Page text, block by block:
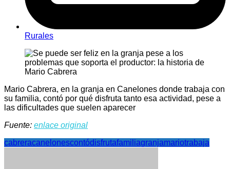
Rurales
Mario Cabrera, en la granja en Canelones donde trabaja con
su familia, contó por qué disfruta tanto esa actividad, pese a
las dificultades que suelen aparecer
Fuente: enlace original
cabreracanelonescontódisfrutafamiliagranjamariotrabaja